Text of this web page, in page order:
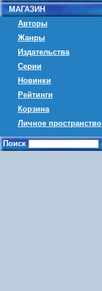
МАГАЗИН
Авторы
Жанры
Издательства
Серии
Новинки
Рейтинги
Корзина
Личное пространство
Поиск